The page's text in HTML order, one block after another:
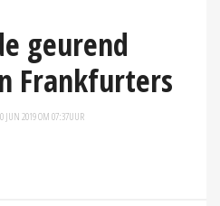
geurend
Frankfurters
JUN 2019 OM 07:37UUR